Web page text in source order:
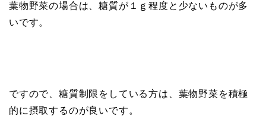
葉物野菜の場合は、糖質が１ｇ程度と少ないものが多
いです。
ですので、糖質制限をしている方は、葉物野菜を積極
的に摂取するのが良いです。